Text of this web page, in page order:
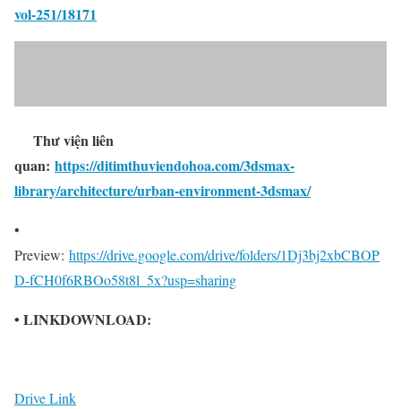
vol-251/18171
Thư viện liên
quan: https://ditimthuviendohoa.com/3dsmax-
library/architecture/urban-environment-3dsmax/
•
Preview: https://drive.google.com/drive/folders/1Dj3bj2xbCBOP
D-fCH0f6RBOo58t8l_5x?usp=sharing
• LINKDOWNLOAD:
Drive Link